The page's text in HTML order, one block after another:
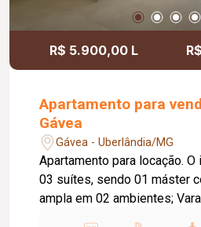
R$ 5.900,00 L
Apartamento para
Gávea
Gávea - Uberlândia/MG
Apartamento para locação. O imóvel conta com:
03 suítes, sendo 01 máster
ampla em 02 ambientes;